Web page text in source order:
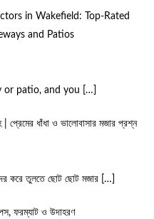
in Wakefield: Top-Rated
and Patios
or patio, and you
[…]
প্রেমের ধাঁধা ও ভালোবাসার মজার প্রশ্ন
করে তুলতে ছোট ছোট মজার […]
ফরম্যাট ও উদাহরণ